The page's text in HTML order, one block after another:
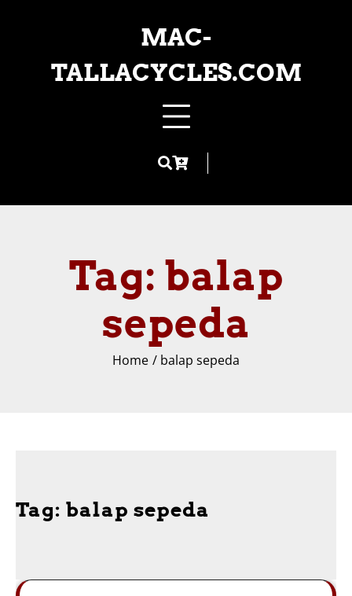
MAC-
TALLACYCLES.COM
Tag: balap
sepeda
Home balap sepeda
Tag: balap sepeda